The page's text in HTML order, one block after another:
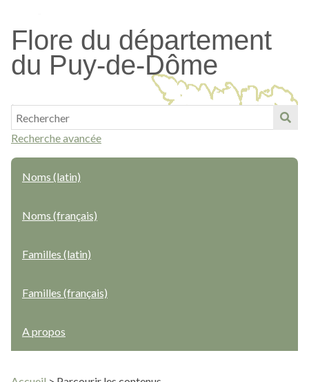
contenu
principal
Flore du département
du Puy-de-Dôme
Recherche avancée
Noms (latin)
Noms (français)
Familles (latin)
Familles (français)
A propos